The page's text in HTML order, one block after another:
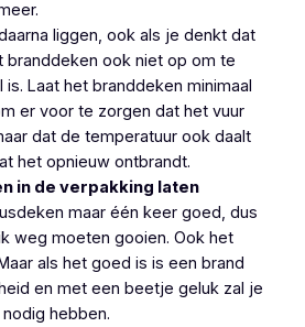
liggen, ook als je denkt dat
branddeken ook niet op om te
Laat het branddeken minimaal
er voor te zorgen dat het vuur
dat de temperatuur ook daalt
het opnieuw ontbrandt.
in de verpakking laten
maar één keer goed, dus
weg moeten gooien. Ook het
als het goed is is een brand
en met een beetje geluk zal je
hebben.